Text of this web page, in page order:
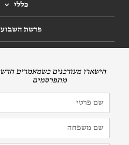
כללי
פרשת השבוע
הרשמה לניוזלטר